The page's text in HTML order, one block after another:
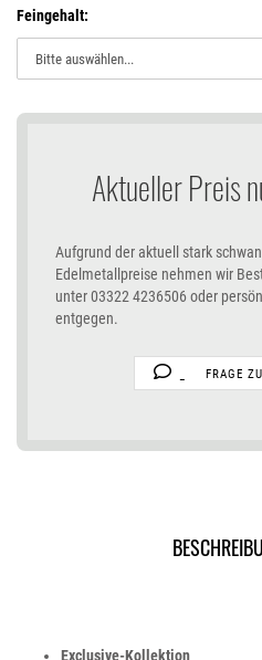
Feingehalt:
Aktueller Preis
Aufgrund der aktuell stark
Edelmetallpreise nehmen wir
unter 03322 4236506 oder
entgegen.
FRAGE
Exclusive-Kollektion